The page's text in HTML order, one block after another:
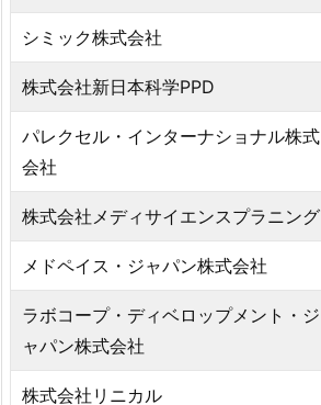
シミック株式会社
株式会社新日本科学PPD
パレクセル・インターナショナル株式
会社
株式会社メディサイエンスプラニング
メドペイス・ジャパン株式会社
ラボコープ・ディベロップメント・ジ
ャパン株式会社
株式会社リニカル